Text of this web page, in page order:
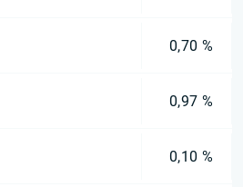
0,70 %
0,97 %
0,10 %